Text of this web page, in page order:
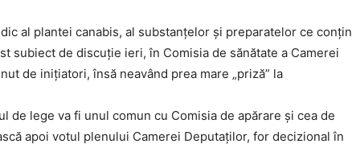
al plantei canabis, al substanţelor şi preparatelor ce conţin
subiect de discuție ieri, în Comisia de sănătate a Camerei
de inițiatori, însă neavând prea mare „priză” la
de lege va fi unul comun cu Comisia de apărare şi cea de
apoi votul plenului Camerei Deputaţilor, for decizional în